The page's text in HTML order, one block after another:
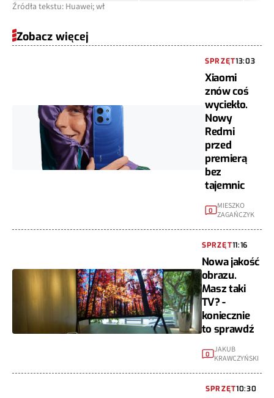
Źródła tekstu: Huawei; wł
Zobacz więcej
SPRZĘT13:03
Xiaomi
znów coś
wyciekło.
Nowy
Redmi
przed
premierą
bez
tajemnic
0
MIESZKO
ZAGAŃCZYK
SPRZĘT11:16
Nowa jakość
obrazu.
Masz taki
TV? -
koniecznie
to sprawdź
0 JAKUB
KRAWCZYŃSKI
SPRZĘT10:30